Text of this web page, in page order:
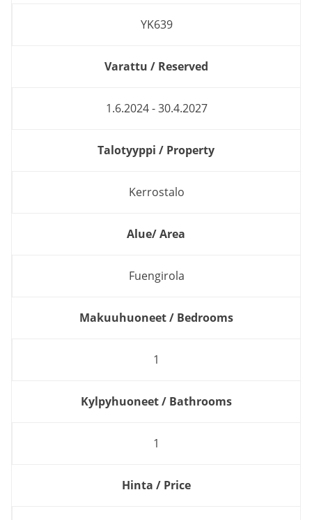
YK639
Varattu / Reserved
1.6.2024 - 30.4.2027
Talotyyppi / Property
Kerrostalo
Alue/ Area
Fuengirola
Makuuhuoneet / Bedrooms
1
Kylpyhuoneet / Bathrooms
1
Hinta / Price